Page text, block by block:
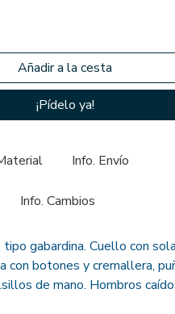
¡Pídelo ya!
Info. Envío
Info. Cambios
gabardina. Cuello con
con botones y cremallera,
de mano. Hombros